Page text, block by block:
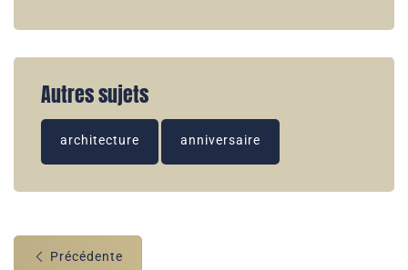
Autres sujets
architecture anniversaire
Précédente